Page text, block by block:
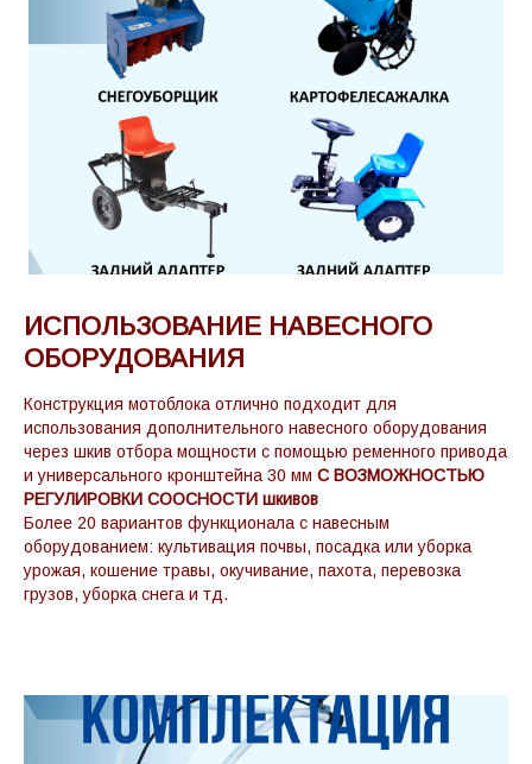
ИСПОЛЬЗОВАНИЕ НАВЕСНОГО
ОБОРУДОВАНИЯ
Конструкция мотоблока отлично подходит для
использования дополнительного навесного оборудования
через шкив отбора мощности с помощью ременного привода
и универсального кронштейна 30 мм С ВОЗМОЖНОСТЬЮ
РЕГУЛИРОВКИ СООСНОСТИ шкивов
Более 20 вариантов функционала с навесным
оборудованием: культивация почвы, посадка или уборка
урожая, кошение травы, окучивание, пахота, перевозка
грузов, уборка снега и тд.